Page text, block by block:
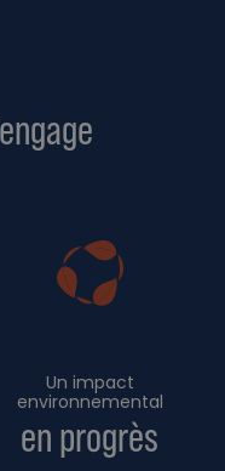
Un impact
environnemental
en progrès